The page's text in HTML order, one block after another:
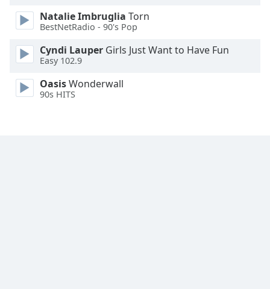
Font
Size
Text
Natalie Imbruglia Torn
BestNetRadio - 90's Pop
Cyndi Lauper Girls Just Want to Have Fun
Easy 102.9
OasisWonderwall
90s HITS